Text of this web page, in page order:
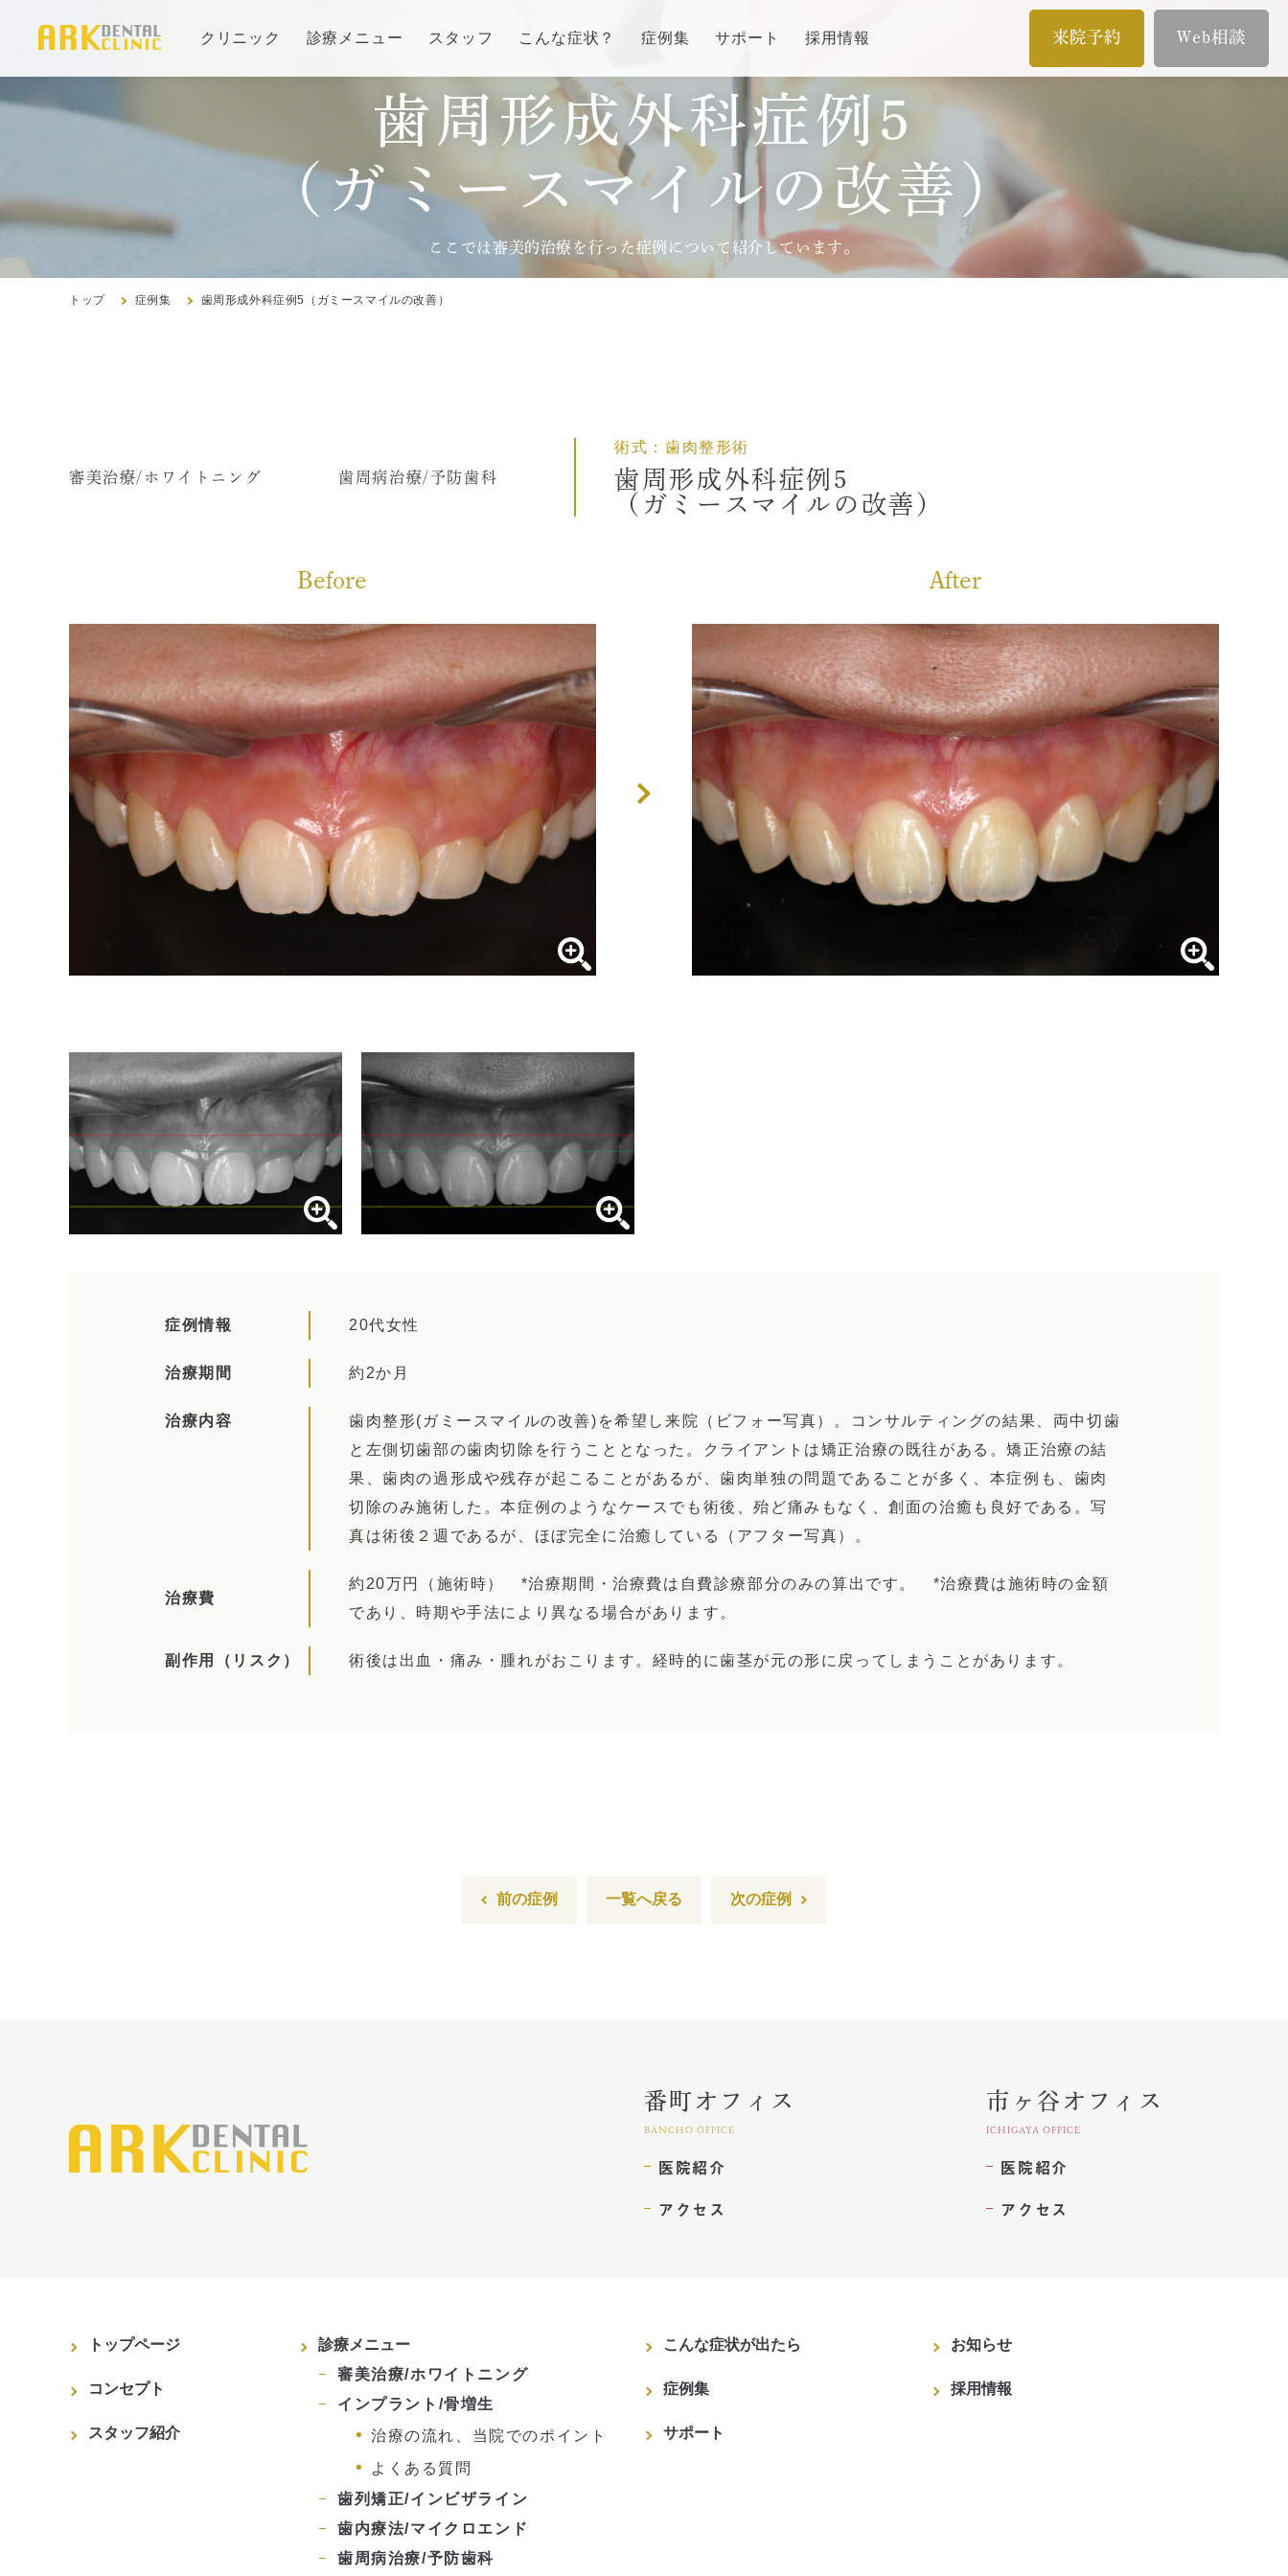
クリニック
当院の治療方針と、運営する各医院のご紹介
コンセプト 番町オフィス
医院紹介
市ヶ谷オフィス
医院紹介
診療メニュー
審美治療/ホワイトニング
ホワイトニング
インプラント/骨増生
インプラント/骨増生
よくある質問
症例集
歯列矯正/インビザライン
矯正治療とは？
治療の手順
インビザライン・システムとは
治療費
歯内療法とは
当院の治療のポイント
歯内療法後の補綴治療
症例集
再生療法とは
顎関節症とは
歯周外科治療（再生療法）
かぶせもの、詰め物
インプラント
スタッフ こんな症状？ 症例集 サポート 採用情報 来院予約 Web相談
歯周形成外科症例5
（ガミースマイルの改善）
ここでは審美的治療を行った症例について紹介しています。
トップ 症例集 歯周形成外科症例5（ガミースマイルの改善）
審美治療/ホワイトニング 歯周病治療/予防歯科
術式：歯肉整形術
歯周形成外科症例5
（ガミースマイルの改善）
Before After
症例情報 20代女性
治療期間 約2か月
治療内容
歯肉整形(ガミースマイルの改善)を希望し来院（ビフォー写真）。コンサルティングの結果、両中切歯
と左側切歯部の歯肉切除を行うこととなった。クライアントは矯正治療の既往がある。矯正治療の結
果、歯肉の過形成や残存が起こることがあるが、歯肉単独の問題であることが多く、本症例も、歯肉
切除のみ施術した。本症例のようなケースでも術後、殆ど痛みもなく、創面の治癒も良好である。写
真は術後２週であるが、ほぼ完全に治癒している（アフター写真）。
治療費
約20万円（施術時） *治療期間・治療費は自費診療部分のみの算出です。 *治療費は施術時の金額
であり、時期や手法により異なる場合があります。
副作用 （リスク） 術後は出血・痛み・腫れがおこります。経時的に歯茎が元の形に戻ってしまうことがあります。
前の症例 一覧へ戻る 次の症例
番町オフィス
BANCHO OFFICE
医院紹介
アクセス
市ヶ谷オフィス
ICHIGAYA OFFICE
医院紹介
アクセス
トップページ
コンセプト
スタッフ紹介
診療メニュー
審美治療/ホワイトニング
インプラント/骨増生
治療の流れ、当院でのポイント
よくある質問
歯列矯正/インビザライン
歯内療法/マイクロエンド
歯周病治療/予防歯科
こんな症状が出たら
症例集
サポート
お知らせ
採用情報